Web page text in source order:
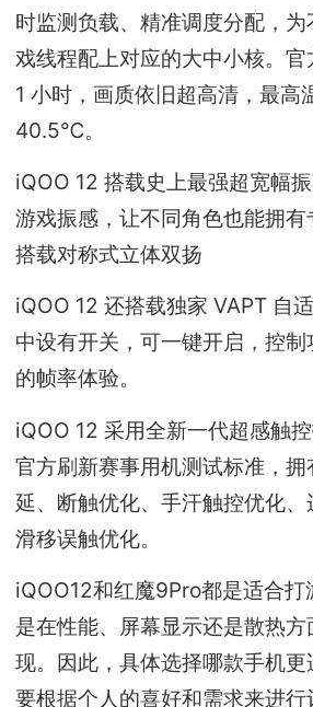
时监测负载、精准调度分配，
戏线程配上对应的大中小核。
1 小时，画质依旧超高清，最高
40.5℃。
iQOO 12 搭载史上最强超宽幅
游戏振感，让不同角色也能拥
搭载对称式立体双扬
iQOO 12 还搭载独家 VAPT 自
中设有开关，可一键开启，控
的帧率体验。
iQOO 12 采用全新一代超感触
官方刷新赛事用机测试标准，
延、断触优化、手汗触控优化、
滑移误触优化。
iQOO12和红魔9Pro都是适合打
是在性能、屏幕显示还是散热
现。因此，具体选择哪款手机
要根据个人的喜好和需求来进行